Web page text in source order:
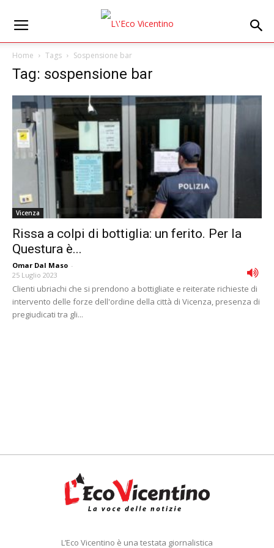
Home Tags Sospensione bar
Tag: sospensione bar
Vicenza
Rissa a colpi di bottiglia: un ferito. Per la
Questura è...
Omar Dal Maso -
25 Luglio 2023
Clienti ubriachi che si prendono a bottigliate e reiterate richieste di
intervento delle forze dell'ordine della città di Vicenza, presenza di
pregiudicati tra gli...
L’Eco Vicentino è una testata giornalistica